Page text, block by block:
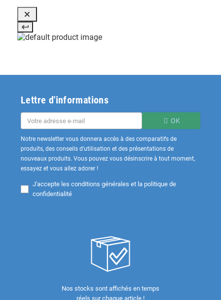
Lettre d'informations
OK
Notre newsletter vous donnera accès à des comparatifs de
produits, des conseils d'utilisation et des présentations de
nouveaux produits. Vous pouvez vous désinscrire à tout moment,
essayez et vous allez adorer !
J'accepte les conditions générales et la politique de
confidentialité
Nos stocks sont affichés en temps
réels sur chaque article !